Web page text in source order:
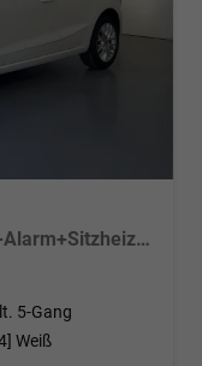
Style 80PS Voll-LED+Kessy+PDC+Alarm+Sitzheizung+Kamera+App-Connect
5-Gang
Weiß